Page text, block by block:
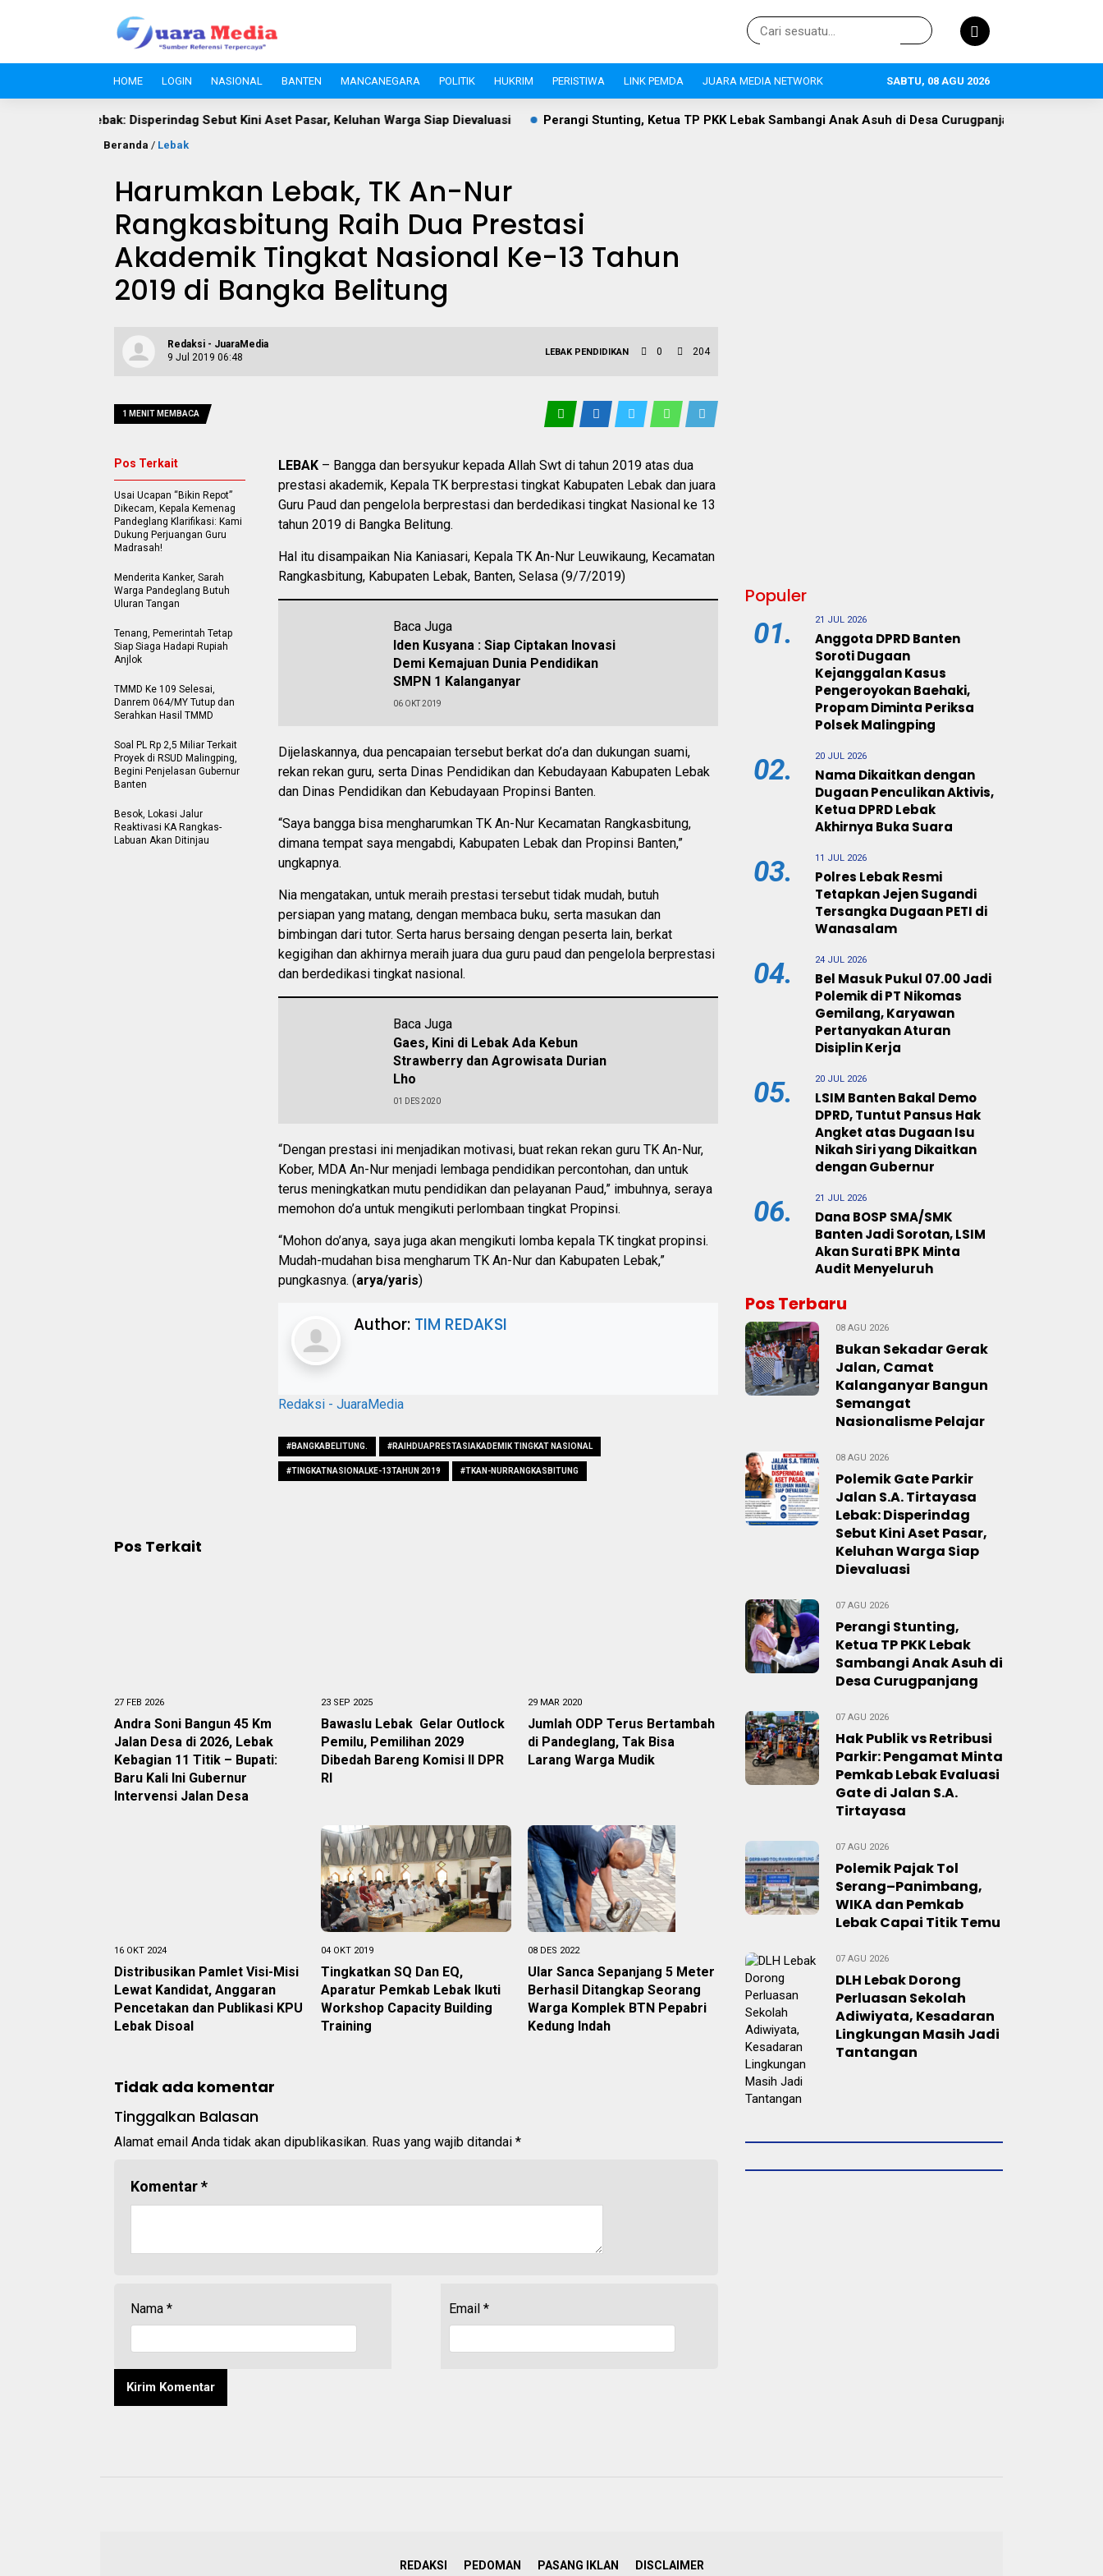
HOME LOGIN NASIONAL BANTEN MANCANEGARA POLITIK HUKRIM PERISTIWA LINK PEMDA JUARA MEDIA NETWORK SABTU, 08 AGU 2026
Disperindag Sebut Kini Aset Pasar, Keluhan Warga Siap Dievaluasi Perangi Stunting, Ketua TP PKK Lebak Sambangi Anak Asuh di Desa Curugpanjang Hak Publik vs Retribusi
Beranda / Lebak
Harumkan Lebak, TK An-Nur
Rangkasbitung Raih Dua Prestasi
Akademik Tingkat Nasional Ke-13 Tahun
2019 di Bangka Belitung
Redaksi - JuaraMedia
9 Jul 2019 06:48
LEBAK PENDIDIKAN 0 204
1 MENIT MEMBACA
LEBAK – Bangga dan bersyukur kepada Allah Swt di tahun 2019 atas dua
prestasi akademik, Kepala TK berprestasi tingkat Kabupaten Lebak dan juara
Guru Paud dan pengelola berprestasi dan berdedikasi tingkat Nasional ke 13
tahun 2019 di Bangka Belitung.
Hal itu disampaikan Nia Kaniasari, Kepala TK An-Nur Leuwikaung, Kecamatan
Rangkasbitung, Kabupaten Lebak, Banten, Selasa (9/7/2019)
Baca Juga
Iden Kusyana : Siap Ciptakan Inovasi
Demi Kemajuan Dunia Pendidikan
SMPN 1 Kalanganyar
06 OKT 2019
Dijelaskannya, dua pencapaian tersebut berkat do’a dan dukungan suami,
rekan rekan guru, serta Dinas Pendidikan dan Kebudayaan Kabupaten Lebak
dan Dinas Pendidikan dan Kebudayaan Propinsi Banten.
“Saya bangga bisa mengharumkan TK An-Nur Kecamatan Rangkasbitung,
dimana tempat saya mengabdi, Kabupaten Lebak dan Propinsi Banten,”
ungkapnya.
Nia mengatakan, untuk meraih prestasi tersebut tidak mudah, butuh
persiapan yang matang, dengan membaca buku, serta masukan dan
bimbingan dari tutor. Serta harus bersaing dengan peserta lain, berkat
kegigihan dan akhirnya meraih juara dua guru paud dan pengelola berprestasi
dan berdedikasi tingkat nasional.
Baca Juga
Gaes, Kini di Lebak Ada Kebun
Strawberry dan Agrowisata Durian
Lho
01 DES 2020
“Dengan prestasi ini menjadikan motivasi, buat rekan rekan guru TK An-Nur,
Kober, MDA An-Nur menjadi lembaga pendidikan percontohan, dan untuk
terus meningkatkan mutu pendidikan dan pelayanan Paud,” imbuhnya, seraya
memohon do’a untuk mengikuti perlombaan tingkat Propinsi.
“Mohon do’anya, saya juga akan mengikuti lomba kepala TK tingkat propinsi.
Mudah-mudahan bisa mengharum TK An-Nur dan Kabupaten Lebak,”
pungkasnya. (arya/yaris)
Author: TIM REDAKSI
Redaksi - JuaraMedia
#BANGKABELITUNG. #RAIHDUAPRESTASIAKADEMIK TINGKAT NASIONAL
#TINGKATNASIONALKE-13TAHUN 2019 #TKAN-NURRANGKASBITUNG
Pos Terkait
Usai Ucapan “Bikin Repot”
Dikecam, Kepala Kemenag
Pandeglang Klarifikasi: Kami
Dukung Perjuangan Guru
Madrasah!
Menderita Kanker, Sarah
Warga Pandeglang Butuh
Uluran Tangan
Tenang, Pemerintah Tetap
Siap Siaga Hadapi Rupiah
Anjlok
TMMD Ke 109 Selesai,
Danrem 064/MY Tutup dan
Serahkan Hasil TMMD
Soal PL Rp 2,5 Miliar Terkait
Proyek di RSUD Malingping,
Begini Penjelasan Gubernur
Banten
Besok, Lokasi Jalur
Reaktivasi KA Rangkas-
Labuan Akan Ditinjau
Pos Terkait
27 FEB 2026
Andra Soni Bangun 45 Km
Jalan Desa di 2026, Lebak
Kebagian 11 Titik – Bupati:
Baru Kali Ini Gubernur
Intervensi Jalan Desa
23 SEP 2025
Bawaslu Lebak Gelar Outlock
Pemilu, Pemilihan 2029
Dibedah Bareng Komisi II DPR
RI
29 MAR 2020
Jumlah ODP Terus Bertambah
di Pandeglang, Tak Bisa
Larang Warga Mudik
16 OKT 2024
Distribusikan Pamlet Visi-Misi
Lewat Kandidat, Anggaran
Pencetakan dan Publikasi KPU
Lebak Disoal
04 OKT 2019
Tingkatkan SQ Dan EQ,
Aparatur Pemkab Lebak Ikuti
Workshop Capacity Building
Training
08 DES 2022
Ular Sanca Sepanjang 5 Meter
Berhasil Ditangkap Seorang
Warga Komplek BTN Pepabri
Kedung Indah
Tidak ada komentar
Tinggalkan Balasan
Alamat email Anda tidak akan dipublikasikan. Ruas yang wajib ditandai *
Komentar*
Nama * Email *
Populer
01. 21 JUL 2026
Anggota DPRD Banten
Soroti Dugaan
Kejanggalan Kasus
Pengeroyokan Baehaki,
Propam Diminta Periksa
Polsek Malingping
02. 20 JUL 2026
Nama Dikaitkan dengan
Dugaan Penculikan Aktivis,
Ketua DPRD Lebak
Akhirnya Buka Suara
03. 11 JUL 2026
Polres Lebak Resmi
Tetapkan Jejen Sugandi
Tersangka Dugaan PETI di
Wanasalam
04. 24 JUL 2026
Bel Masuk Pukul 07.00 Jadi
Polemik di PT Nikomas
Gemilang, Karyawan
Pertanyakan Aturan
Disiplin Kerja
05. 20 JUL 2026
LSIM Banten Bakal Demo
DPRD, Tuntut Pansus Hak
Angket atas Dugaan Isu
Nikah Siri yang Dikaitkan
dengan Gubernur
06. 21 JUL 2026
Dana BOSP SMA/SMK
Banten Jadi Sorotan, LSIM
Akan Surati BPK Minta
Audit Menyeluruh
Pos Terbaru
08 AGU 2026
Bukan Sekadar Gerak
Jalan, Camat
Kalanganyar Bangun
Semangat
Nasionalisme Pelajar
08 AGU 2026
Polemik Gate Parkir
Jalan S.A. Tirtayasa
Lebak: Disperindag
Sebut Kini Aset Pasar,
Keluhan Warga Siap
Dievaluasi
07 AGU 2026
Perangi Stunting,
Ketua TP PKK Lebak
Sambangi Anak Asuh di
Desa Curugpanjang
07 AGU 2026
Hak Publik vs Retribusi
Parkir: Pengamat Minta
Pemkab Lebak Evaluasi
Gate di Jalan S.A.
Tirtayasa
07 AGU 2026
Polemik Pajak Tol
Serang–Panimbang,
WIKA dan Pemkab
Lebak Capai Titik Temu
07 AGU 2026
DLH Lebak Dorong
Perluasan Sekolah
Adiwiyata, Kesadaran
Lingkungan Masih Jadi
Tantangan
REDAKSI PEDOMAN PASANG IKLAN DISCLAIMER